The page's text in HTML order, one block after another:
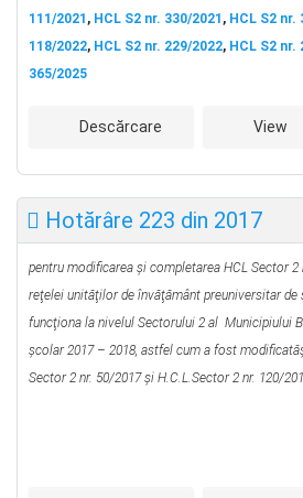
111/2021 , HCL S2 nr. 330/2021 , HCL S2 nr.
118/2022, HCL S2 nr. 229/2022, HCL S2 nr.
365/2025
Descărcare View
Hotărâre 223 din 2017
pentru modificarea şi completarea HCL Sector 2
reţelei unităţilor de învăţământ preuniversitar
funcţiona la nivelul Sectorului 2 al Municipiului
şcolar 2017 – 2018, astfel cum a fost
Sector 2 nr. 50/2017 şi H.C.L.Sector 2 nr. 120/